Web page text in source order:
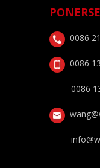
0086
0086
0086